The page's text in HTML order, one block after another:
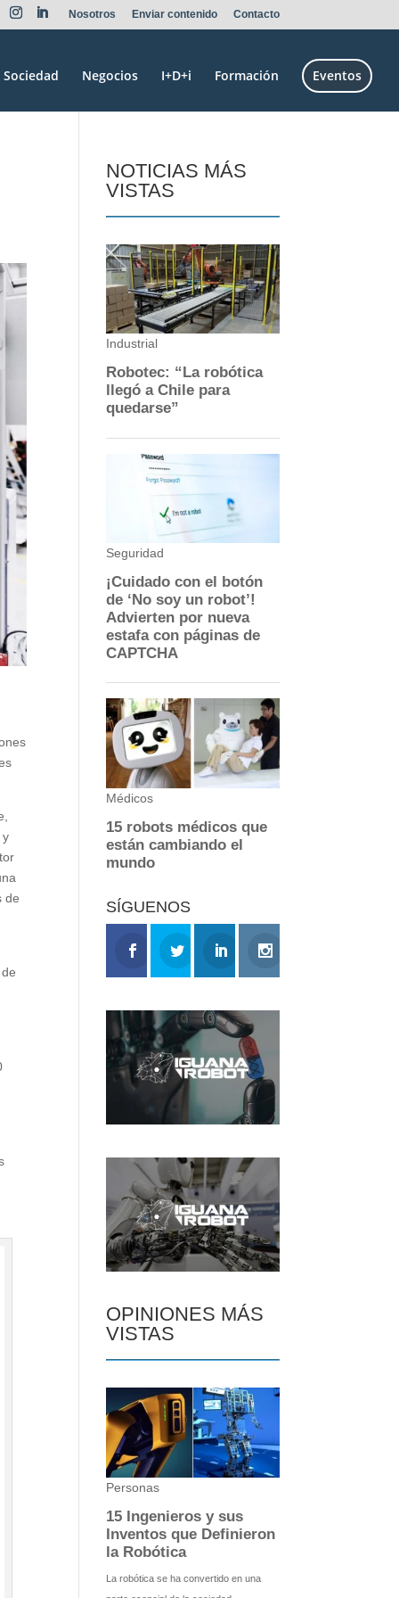
Nosotros Enviar contenido Contacto
Sociedad Negocios I+D+i Formación Eventos
y
de
NOTICIAS MÁS
VISTAS
SÍGUENOS
OPINIONES MÁS
VISTAS